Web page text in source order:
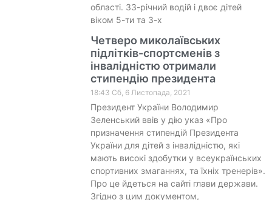
області. 33-річний водій і двоє дітей
віком 5-ти та 3-х
Четверо миколаївських
підлітків-спортсменів з
інвалідністю отримали
стипендію президента
18:43 Сб, 6 Листопада, 2021
Президент України Володимир
Зеленський ввів у дію указ «Про
призначення стипендій Президента
України для дітей з інвалідністю, які
мають високі здобутки у всеукраїнських
спортивних змаганнях, та їхніх тренерів».
Про це йдеться на сайті глави держави.
Згідно з цим документом,